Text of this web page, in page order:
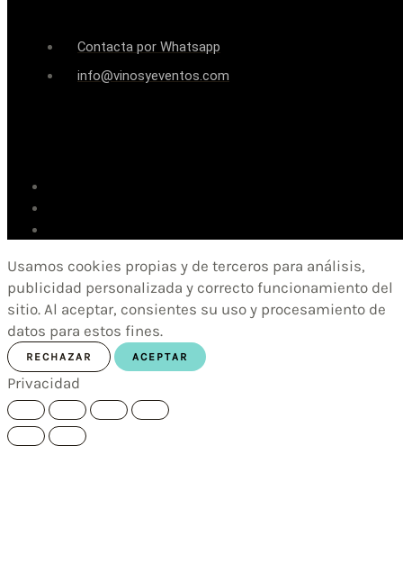
Contacta por Whatsapp
info@vinosyeventos.com
Usamos cookies propias y de terceros para análisis,
publicidad personalizada y correcto funcionamiento del
sitio. Al aceptar, consientes su uso y procesamiento de
datos para estos fines.
RECHAZAR ACEPTAR
Privacidad